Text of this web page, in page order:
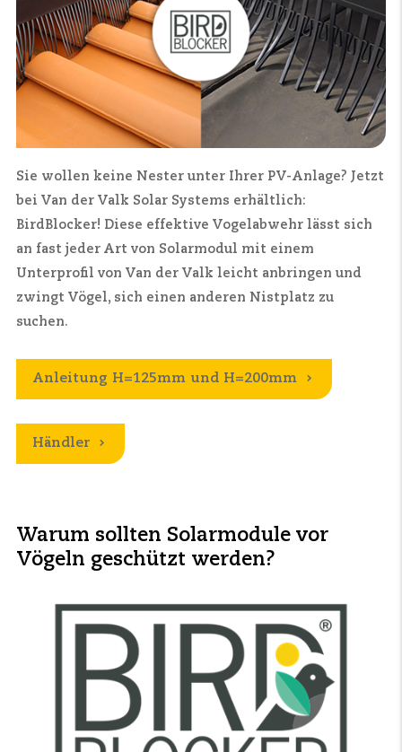
Sie wollen keine Nester unter Ihrer PV-Anlage? Jetzt
bei Van der Valk Solar Systems erhältlich:
BirdBlocker! Diese effektive Vogelabwehr lässt sich
an fast jeder Art von Solarmodul mit einem
Unterprofil von Van der Valk leicht anbringen und
zwingt Vögel, sich einen anderen Nistplatz zu
suchen.
Anleitung H=125mm und H=200mm
Händler
Warum sollten Solarmodule vor
Vögeln geschützt werden?